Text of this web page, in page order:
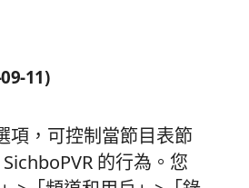
11)
項，可控制當節目表節
的行為。您